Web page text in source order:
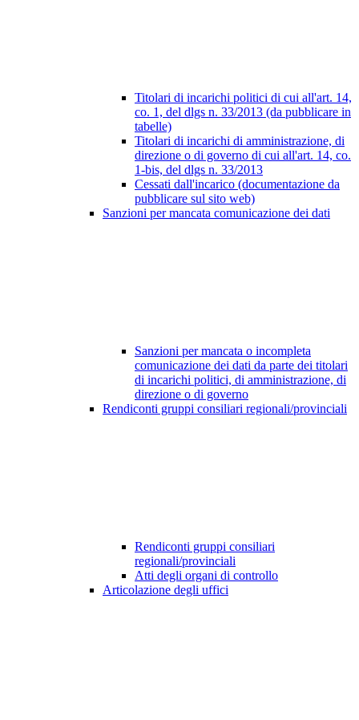
Titolari di incarichi politici di cui all'art. 14,
co. 1, del dlgs n. 33/2013 (da pubblicare in
tabelle)
Titolari di incarichi di amministrazione, di
direzione o di governo di cui all'art. 14, co.
1-bis, del dlgs n. 33/2013
Cessati dall'incarico (documentazione da
pubblicare sul sito web)
Sanzioni per mancata comunicazione dei dati
Sanzioni per mancata o incompleta
comunicazione dei dati da parte dei titolari
di incarichi politici, di amministrazione, di
direzione o di governo
Rendiconti gruppi consiliari regionali/provinciali
Rendiconti gruppi consiliari
regionali/provinciali
Atti degli organi di controllo
Articolazione degli uffici